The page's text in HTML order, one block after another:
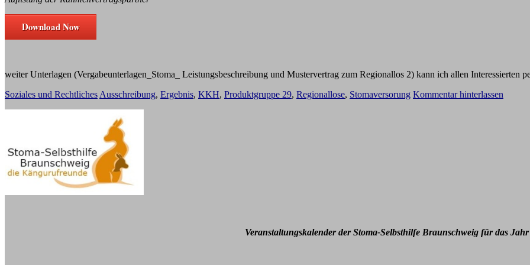
Download Now
weiter Unterlagen (Vergabeunterlagen_Stoma_ Leistungsbeschreibung und Mustervertrag zum Regionallos 2) kann ich allen Interessierten
Soziales und Rechtliches Ausschreibung, Ergebnis, KKH, Produktgruppe 29, Regionallose, Stomaversorung Kommentar hinterlassen
Veranstaltungskalender der Stoma-Selbsthilfe Braunschweig für das